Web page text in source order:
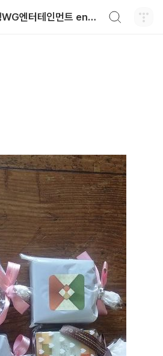
와일드진생WG엔터테인먼트 entertainment